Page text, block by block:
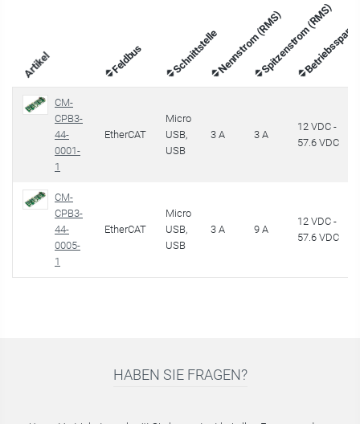
Artikel Feldbus SchnittstelleNennstrom (RMS)Spitzenstrom (RMS)
CM-
CPB3-
44-
0001-
1
EtherCAT
Micro
USB,
USB
3 A 3 A
12 VDC -
57.6 VDC
CM-
CPB3-
44-
0005-
1
EtherCAT
Micro
USB,
USB
3 A 9 A
12 VDC -
57.6 VDC
HABEN SIE FRAGEN?